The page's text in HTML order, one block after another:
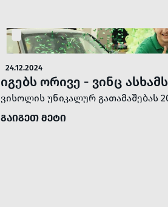
24.12.2024
იგებს ორივე - ვინც
ვისოლის უნიკალურ გათამაშებას
ᲒᲐᲘᲒᲔᲗ ᲛᲔᲢᲘ